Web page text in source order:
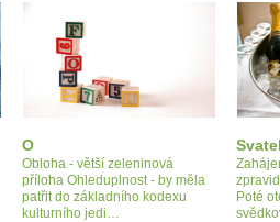
O
Obloha - větší zeleninová
příloha Ohleduplnost - by měla
patřit do základního kodexu
kulturního jedi…
Poté